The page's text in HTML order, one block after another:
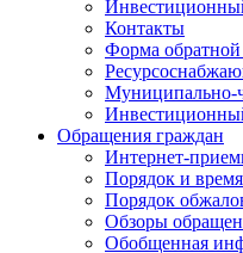
Контакты
Форма обратной
Муниципально-
Обращения граждан
Интернет-
Порядок и
Порядок
Обзоры
Обобщенная